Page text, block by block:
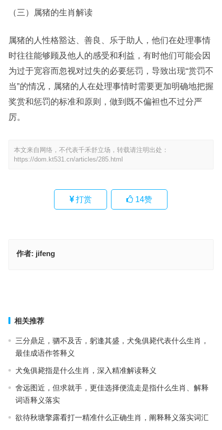
（三）属猪的生肖解读
属猪的人性格豁达、善良、乐于助人，他们在处理事情
时往往能够顾及他人的感受和利益，有时他们可能会因
为过于宽容而忽视对过失的必要惩罚，导致出现“赏罚不
当”的情况，属猪的人在处理事情时需要更加明确地把握
奖赏和惩罚的标准和原则，做到既不偏袒也不过分严
厉。
本文来自网络，不代表千禾舒立场，转载请注明出处：
https://dom.kt531.cn/articles/285.html
打赏 14赞
作者: jifeng
相关推荐
三分鼎足，驷不及舌，躬逢其盛，犬兔俱毙代表什么生肖，
最佳成语作答释义
犬兔俱毙指是什么生肖，深入精准解读释义
舍远图近，但求就手，更佳选择便流走是指什么生肖、解释
词语释义落实
欲待秋塘擎露看打一精准什么正确生肖，阐释释义落实词汇